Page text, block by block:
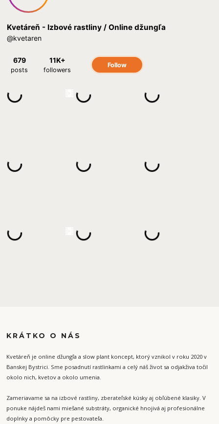
KRÁTKO O NÁS
Kvetáreň je online džungľa a slow plant koncept, ktorý vznikol v roku 2020 v
Banskej Bystrici. Sme posadnutí rastlinkami a celý náš život sa odjakživa točil
okolo nich, kvetov a okolo umenia.
Zameriavame sa na izbové rastliny, zberateľské kúsky aj obľúbené klasiky. V
ponuke nájdeš nami miešané substráty, organické hnojivá aj profesionálne
doplnky a pomôcky pre pestovateľa.